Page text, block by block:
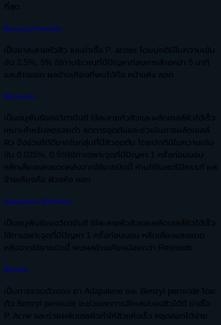
ที่สุด
Benzoyl Peroxide
เป็นยาละลายหัวสิว และฆ่าเชื้อ P. acnes โดยปกติมีในความเข้ม
ข้น 2.5%, 5% ใช้ทาบริเวณที่มีปัญหาก่อนการล้างหน้า 5 นาที
และล้างออก ผลข้างเคียงที่พบได้คือ หน้าแห้ง ลอก
Retinoids
เป็นอนุพันธ์ของวิตามินซี ใช้ละลายหัวสิวและผลัดเซลล์ผิวได้เร็ว
เหมาะสำหรับลดรอยดำ ลดการอุดตันและช่วยในการผลัดเซลล์
ผิว จึงช่วยได้ดีมากในกลุ่มที่มีสิวอุดตัน โดยปกติมีในความเข้ม
ข้น 0.025%, 0.5%ใช้ทาเฉพาะจุดที่มีปัญหา 1 ครั้งก่อนนอน
หลีกเลี่ยงแสงแดดหลังจากใช้ยาชนิดนี้ ห้ามใช้ในสตรีมีครรภ์ ผล
ข้างเคียงคือ ผิวแห้ง ลอก
Adapalene (Differin)
เป็นอนุพันธ์ของวิตามินซี ใช้ละลายหัวสิวและผลัดเซลล์ผิวได้เร็ว
ใช้ทาเฉพาะจุดที่มีปัญหา 1 ครั้งก่อนนอน หลีกเลี่ยงแสงแดด
หลังจากใช้ยาชนิดนี้ พบผลข้างเคียงน้อยกว่า Retinoids
Epiduo
เป็นการรวมตัวของ ยา Adapalene และ Benzyl peroxide โดย
ตัว Benzyl peroxide จะช่วยลดการอักเสบของสิวได้ดี ฆ่าเชื้อ
P. Acne และช่วยผลัดเซลผิวทำให้สิวแห้งเร็ว หลุดลอกได้ง่าย